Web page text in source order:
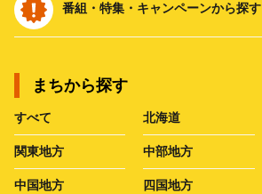
番組・特集・キャンペーンから探す
まちから探す
すべて 北海道
関東地方 中部地方
中国地方 四国地方